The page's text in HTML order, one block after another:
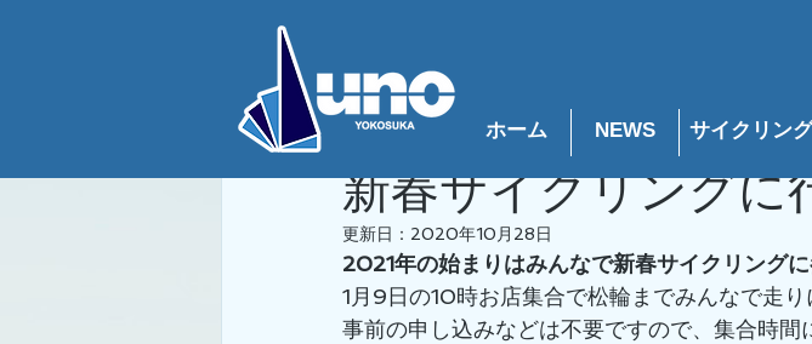
全ての記事
新春サイクリングに
2020年10月22日 読了時間: 1分
更新日： 2020年10月28日
2021年の始まりはみんなで新春サイクリング
1月9日の10時お店集合で松輪までみんなで走り
事前の申し込みなどは不要ですので、集合時間
ホーム NEWS サイクリング